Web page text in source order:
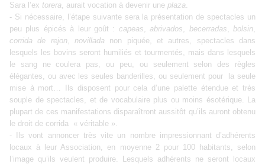
Sara l’ex torera, aurait vocation à devenir une plaza.
- Si nécessaire, l’étape suivante sera la présentation de spectacles un
peu plus épicés à leur goût : capeas,abrivados, becerradas,bolsin,
corrida de rejon,novillada non piquée, et autres, spectacles dans
lesquels les bovins seront humiliés et tourmentés, mais dans lesquels
le sang ne coulera pas, ou peu, ou seulement selon des règles
élégantes, ou avec les seules banderilles, ou seulement pour la seule
mise à mort… Ils disposent pour cela d’une palette étendue et très
souple de spectacles, et de vocabulaire plus ou moins ésotérique. La
plupart de ces manifestations disparaîtront aussitôt qu’ils auront obtenu
le droit de corrida « véritable ».
- Ils vont annoncer très vite un nombre impressionnant d’adhérents
locaux à leur Association, en moyenne 2 pour 100 habitants, selon
l’image qu’ils veulent produire. Lesquels adhérents ne seront locaux